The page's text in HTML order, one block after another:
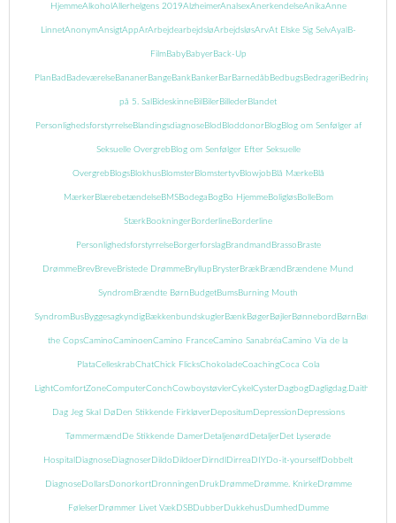
HjemmeAlkohol Allerhelgens 2019AlzheimerAnalsexAnerkendelseAnikaAnne
LinnetAnonymAnsigtAppArArbejdearbejdsløArbejdsløsArvAt Elske Sig SelvAyal B-
FilmBabyBabyerBack-Up
Plan Bad BadeværelseBananerBangeBankBankerBarBarnedåb BedbugsBedrageriBedring
på 5. Sal BideskinneBil BilerBillederBlandet
PersonlighedsforstyrrelseBlandingsdiagnoseBlod BloddonorBlogBlog om Senfølger af
Seksuelle Overgreb Blog om Senfølger Efter Seksuelle
Overgreb BlogsBlokhusBlomsterBlomstertyvBlowjob Blå MærkeBlå
MærkerBlærebetændelseBMSBodega BogBo HjemmeBoligløsBolleBom
StærkBookningerBorderlineBorderline
PersonlighedsforstyrrelseBorgerforslagBrandmand Brasso Braste
DrømmeBrevBreveBristede DrømmeBryllup BrysterBrækBrænd Brændene Mund
SyndromBrændte Børn BudgetBumsBurning Mouth
SyndromBusByggesagkyndigBækkenbundskuglerBænkBøgerBøjlerBønnebord Børn Børnebog
the CopsCaminoCaminoenCamino FranceCamino SanabréaCamino Via de la
PlataCelleskrabChatChick FlicksChokoladeCoachingCoca Cola
LightComfortZoneComputerConchCowboystøvlerCykelCysterDagbogDagligdag. Daith
Dag Jeg Skal Dø Den Stikkende FirkløverDepositumDepression Depressions
Tømmermænd De Stikkende DamerDetaljenørd DetaljerDet Lyserøde
Hospital DiagnoseDiagnoserDildo DildoerDirndl Dirrea DIYDo-it-yourselfDobbelt
DiagnoseDollarsDonorkortDronningen DrukDrømmeDrømme. KnirkeDrømme
FølelserDrømmer Livet VækDSBDubberDukkehusDumhed Dumme